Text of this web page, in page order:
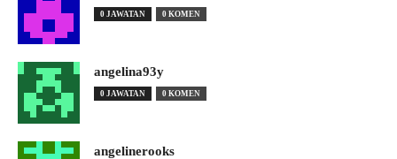
0 JAWATAN 0 KOMEN
angelina93y
0 JAWATAN 0 KOMEN
angelinerooks